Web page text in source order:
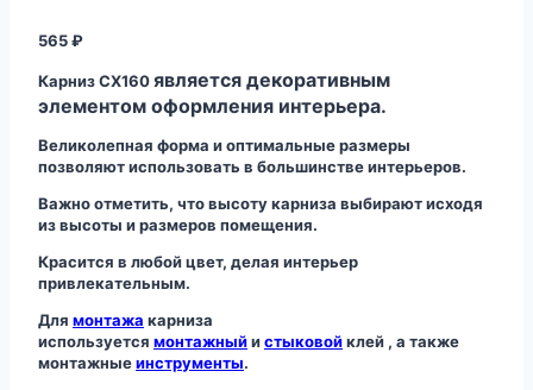
565₽
Карниз CX160является декоративным
элементом оформления интерьера.
Великолепная форма и оптимальные размеры
позволяют использовать в большинстве интерьеров.
Важно отметить, что высоту карниза выбирают исходя
из высоты и размеров помещения.
Красится в любой цвет, делая интерьер
привлекательным.
Для монтажа карниза
используется монтажныйистыковойклей , а также
монтажныеинструменты.